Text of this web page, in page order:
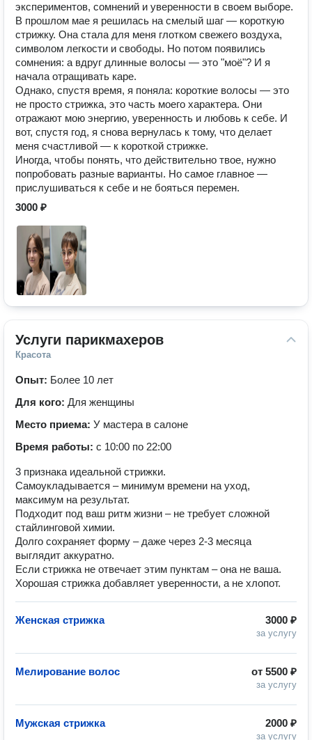
экспериментов, сомнений и уверенности в своем выборе.
В прошлом мае я решилась на смелый шаг — короткую
стрижку. Она стала для меня глотком свежего воздуха,
символом легкости и свободы. Но потом появились
сомнения: а вдруг длинные волосы — это "моё"? И я
начала отращивать каре.
Однако, спустя время, я поняла: короткие волосы — это
не просто стрижка, это часть моего характера. Они
отражают мою энергию, уверенность и любовь к себе. И
вот, спустя год, я снова вернулась к тому, что делает
меня счастливой — к короткой стрижке.
Иногда, чтобы понять, что действительно твое, нужно
попробовать разные варианты. Но самое главное —
прислушиваться к себе и не бояться перемен.
3000 ₽
Услуги парикмахеров
Красота
Опыт: Более 10 лет
Для кого: Для женщины
Место приема: У мастера в салоне
Время работы: с 10:00 по 22:00
3 признака идеальной стрижки.
Самоукладывается – минимум времени на уход,
максимум на результат.
Подходит под ваш ритм жизни – не требует сложной
стайлинговой химии.
Долго сохраняет форму – даже через 2-3 месяца
выглядит аккуратно.
Если стрижка не отвечает этим пунктам – она не ваша.
Хорошая стрижка добавляет уверенности, а не хлопот.
3000 ₽
за услугу
Женская стрижка
от 5500 ₽
за услугу
Мелирование волос
2000 ₽
за услугу
Мужская стрижка